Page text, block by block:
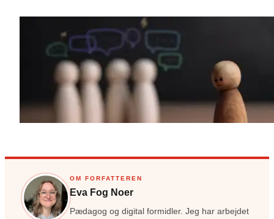
OM FORFATTEREN
Eva Fog Noer
Pædagog og digital formidler. Jeg har arbejdet